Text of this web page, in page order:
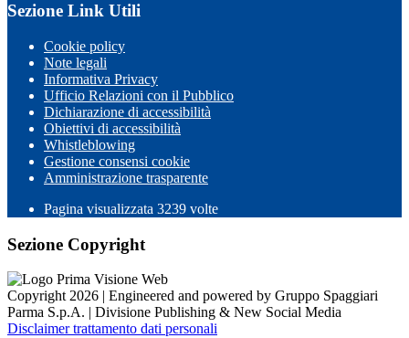
Sezione Link Utili
Cookie policy
Note legali
Informativa Privacy
Ufficio Relazioni con il Pubblico
Dichiarazione di accessibilità
Obiettivi di accessibilità
Whistleblowing
Gestione consensi cookie
Amministrazione trasparente
Pagina visualizzata 3239 volte
Sezione Copyright
Copyright 2026 | Engineered and powered by Gruppo Spaggiari
Parma S.p.A. | Divisione Publishing & New Social Media
Disclaimer trattamento dati personali